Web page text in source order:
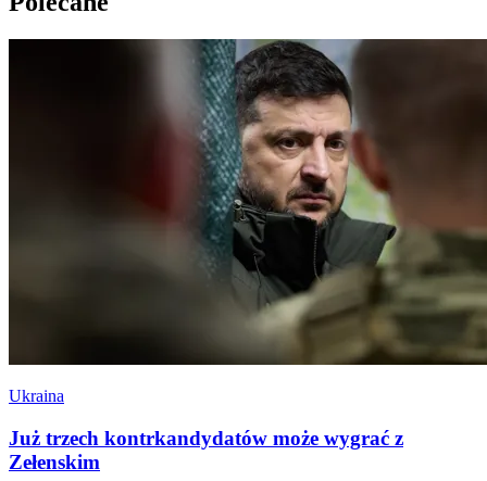
Ukraina
Już trzech kontrkandydatów może wygrać z
Zełenskim